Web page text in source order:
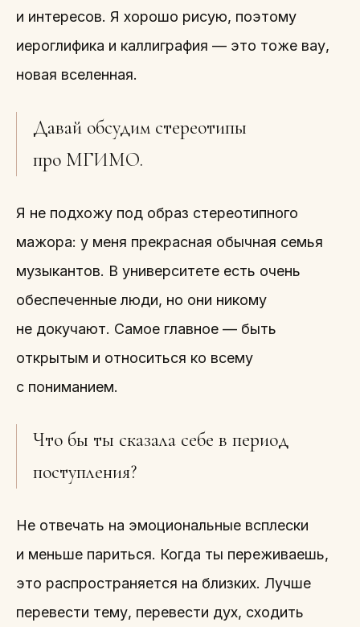
и интересов. Я хорошо рисую, поэтому
иероглифика и каллиграфия — это тоже вау,
новая вселенная.
Давай обсудим стереотипы
про МГИМО.
Я не подхожу под образ стереотипного
мажора: у меня прекрасная обычная семья
музыкантов. В университете есть очень
обеспеченные люди, но они никому
не докучают. Самое главное — быть
открытым и относиться ко всему
с пониманием.
Что бы ты сказала себе в период
поступления?
Не отвечать на эмоциональные всплески
и меньше париться. Когда ты переживаешь,
это распространяется на близких. Лучше
перевести тему, перевести дух, сходить